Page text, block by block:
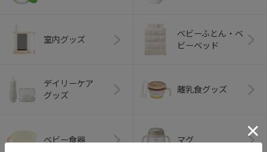
室内グッズ
ベビーふとん・ベ
ビーベッド
デイリーケア
グッズ
離乳食グッズ
ベビー食器 マグ